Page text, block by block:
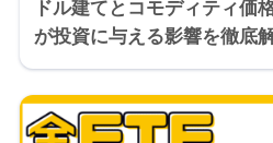
ドル建てとコモディティ価
が投資に与える影響を徹底